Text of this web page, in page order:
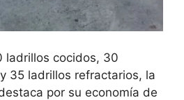
ladrillos cocidos, 30
35 ladrillos refractarios, la
por su economía de